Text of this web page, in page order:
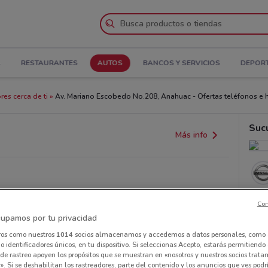
RESTAURANTES AUTOS BANCOS Y SERVICIOS
cerca de ti Av. Mariano Escobedo No.208, Anahuac - Ofertas teléfonos e
Más info
por tu privacidad
como nuestros 1014socios almacenamos y accedemos a datos personales, como
identificadores únicos, en tu dispositivo. Si seleccionas Acepto, estarás
rastreo apoyen los propósitos que se muestran en «nosotros y nuestros socios
Si se deshabilitan los rastreadores, parte del contenido y los anuncios que ves